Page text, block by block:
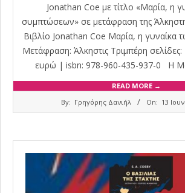
Jonathan Coe με τίτλο «Μαρία, η
συμπτώσεων» σε μετάφραση της
Βιβλίο Jonathan Coe Μαρία, η γυναίκα
Μετάφραση: Άλκηστις Τριμπέρη
ευρώ | isbn: 978-960-435-937-0 Η
READ MORE →
By: Γρηγόρης Δανιήλ On: 13